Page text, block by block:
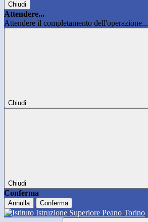
Chiudi
Attendere...
Attendere il completamento dell'operazione...
Chiudi
Chiudi
Conferma
Annulla Conferma